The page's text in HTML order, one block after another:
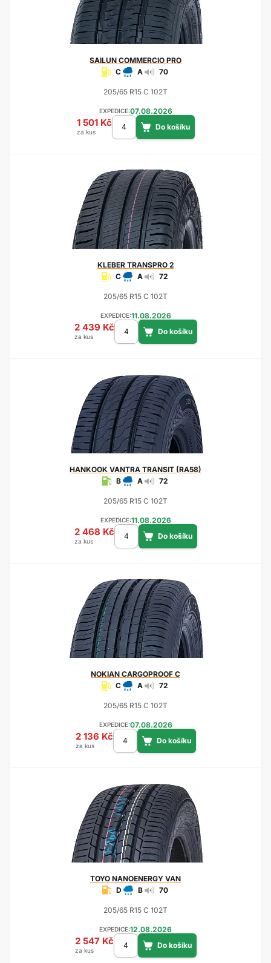
SAILUN COMMERCIO PRO
C
A 70
205/65 R15 C 102T
EXPEDICE:07.08.2026
1 501 Kč
za kus
KLEBERTRANSPRO 2
C
A 72
205/65 R15 C 102T
EXPEDICE:11.08.2026
2 439 Kč
za kus
HANKOOK VANTRA TRANSIT (RA58)
B
A 72
205/65 R15 C 102T
EXPEDICE:11.08.2026
2 468 Kč
za kus
NOKIAN CARGOPROOF C
C
A 72
205/65 R15 C 102T
EXPEDICE:07.08.2026
2 136 Kč
za kus
TOYO NANOENERGY VAN
D
B 70
205/65 R15 C 102T
EXPEDICE:12.08.2026
2 547 Kč
za kus